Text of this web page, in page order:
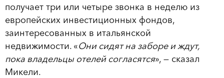
получает три или четыре звонка в неделю из
европейских инвестиционных фондов,
заинтересованных в итальянской
недвижимости. «Они сидят на заборе и ждут,
пока владельцы отелей согласятся», — сказал
Микели.